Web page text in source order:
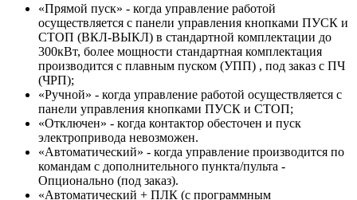
«Прямой пуск» - когда управление работой
осуществляется с панели управления кнопками ПУСК и
СТОП (ВКЛ-ВЫКЛ) в стандартной комплектации до
300кВт, более мощности стандартная комплектация
производится с плавным пуском (УПП) , под заказ с ПЧ
(ЧРП);
«Ручной» - когда управление работой осуществляется с
панели управления кнопками ПУСК и СТОП;
«Отключен» - когда контактор обесточен и пуск
электропривода невозможен.
«Автоматический» - когда управление производится по
командам с дополнительного пункта/пульта -
Опционально (под заказ).
«Автоматический + ПЛК (с программным